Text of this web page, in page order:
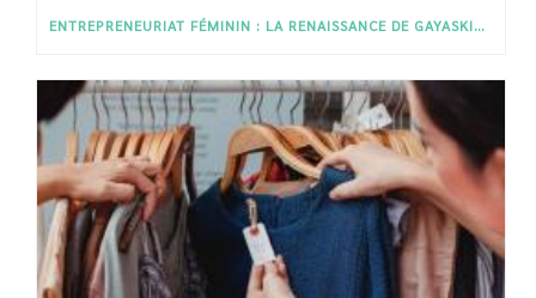
ENTREPRENEURIAT FÉMININ : LA RENAISSANCE DE GAYASKIN PAR CHARLOTTE ET ISABELLE